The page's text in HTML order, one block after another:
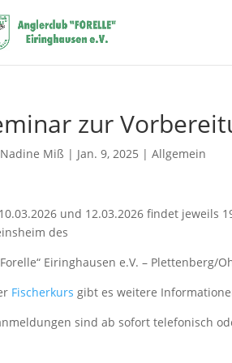
zur
Nadine Miß | Jan. 9, 2025 |Allgemein
und 12.03.2026 findet jeweils
des
Eiringhausen e.V. – Plettenberg/
Fischerkurs gibt es weitere
sind ab sofort telefonisch